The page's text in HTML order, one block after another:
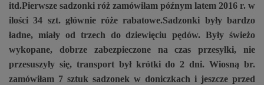
itd.Pierwsze sadzonki róż zamówiłam późnym latem 2016 r. w
ilości 34 szt. głównie róże rabatowe.Sadzonki były bardzo
ładne, miały od trzech do dziewięciu pędów. Były świeżo
wykopane, dobrze zabezpieczone na czas przesyłki, nie
przesuszyły się, transport był krótki do 2 dni. Wiosną br.
zamówiłam 7 sztuk sadzonek w doniczkach i jeszcze przed